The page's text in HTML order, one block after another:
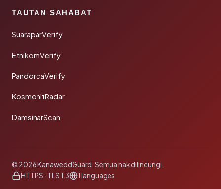
TAUTAN SAHABAT
SuaraparVerify
EtnikomVerify
PandorcaVerify
KosmonitRadar
DamsinarScan
© 2026 KanaweddGuard. Semua hak dilindungi.
HTTPS · TLS 1.3
1 languages